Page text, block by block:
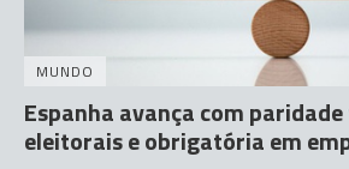
MUNDO
Espanha avança com
eleitorais e obrigatória em